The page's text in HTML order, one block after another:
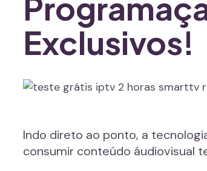
Exclusivos!
Indo direto ao ponto, a
consumir conteúdo áudiovisual